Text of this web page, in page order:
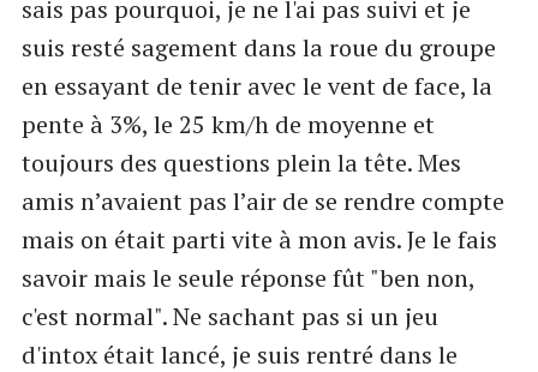
sais pas pourquoi, je ne l'ai pas suivi et je
suis resté sagement dans la roue du groupe
en essayant de tenir avec le vent de face, la
pente à 3%, le 25 km/h de moyenne et
toujours des questions plein la tête. Mes
amis n’avaient pas l’air de se rendre compte
mais on était parti vite à mon avis. Je le fais
savoir mais le seule réponse fût "ben non,
c'est normal". Ne sachant pas si un jeu
d'intox était lancé, je suis rentré dans le